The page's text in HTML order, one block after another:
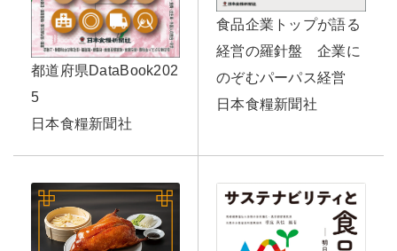
都道府県DataBook202
5
日本食糧新聞社
食品企業トップが語る
経営の羅針盤 企業に
のぞむパーパス経営
日本食糧新聞社